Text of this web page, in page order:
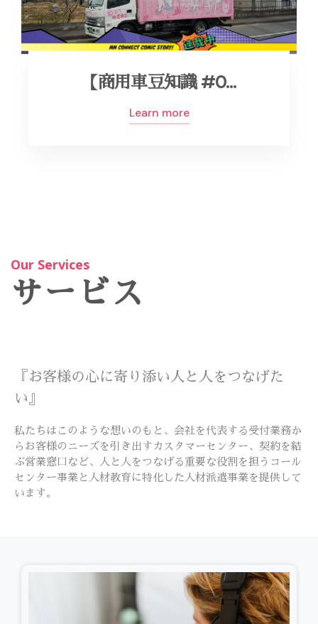
【商用車豆知識 #0…
Learn more
Our Services
サービス
『お客様の心に寄り添い人と人をつなげた
い』
私たちはこのような想いのもと、会社を代表する受付業務か
らお客様のニーズを引き出すカスタマーセンター、契約を結
ぶ営業窓口など、人と人をつなげる重要な役割を担うコール
センター事業と人材教育に特化した人材派遣事業を提供して
います。